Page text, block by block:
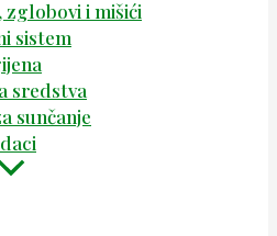
zglobovi i mišići
sistem
sredstva
sunčanje